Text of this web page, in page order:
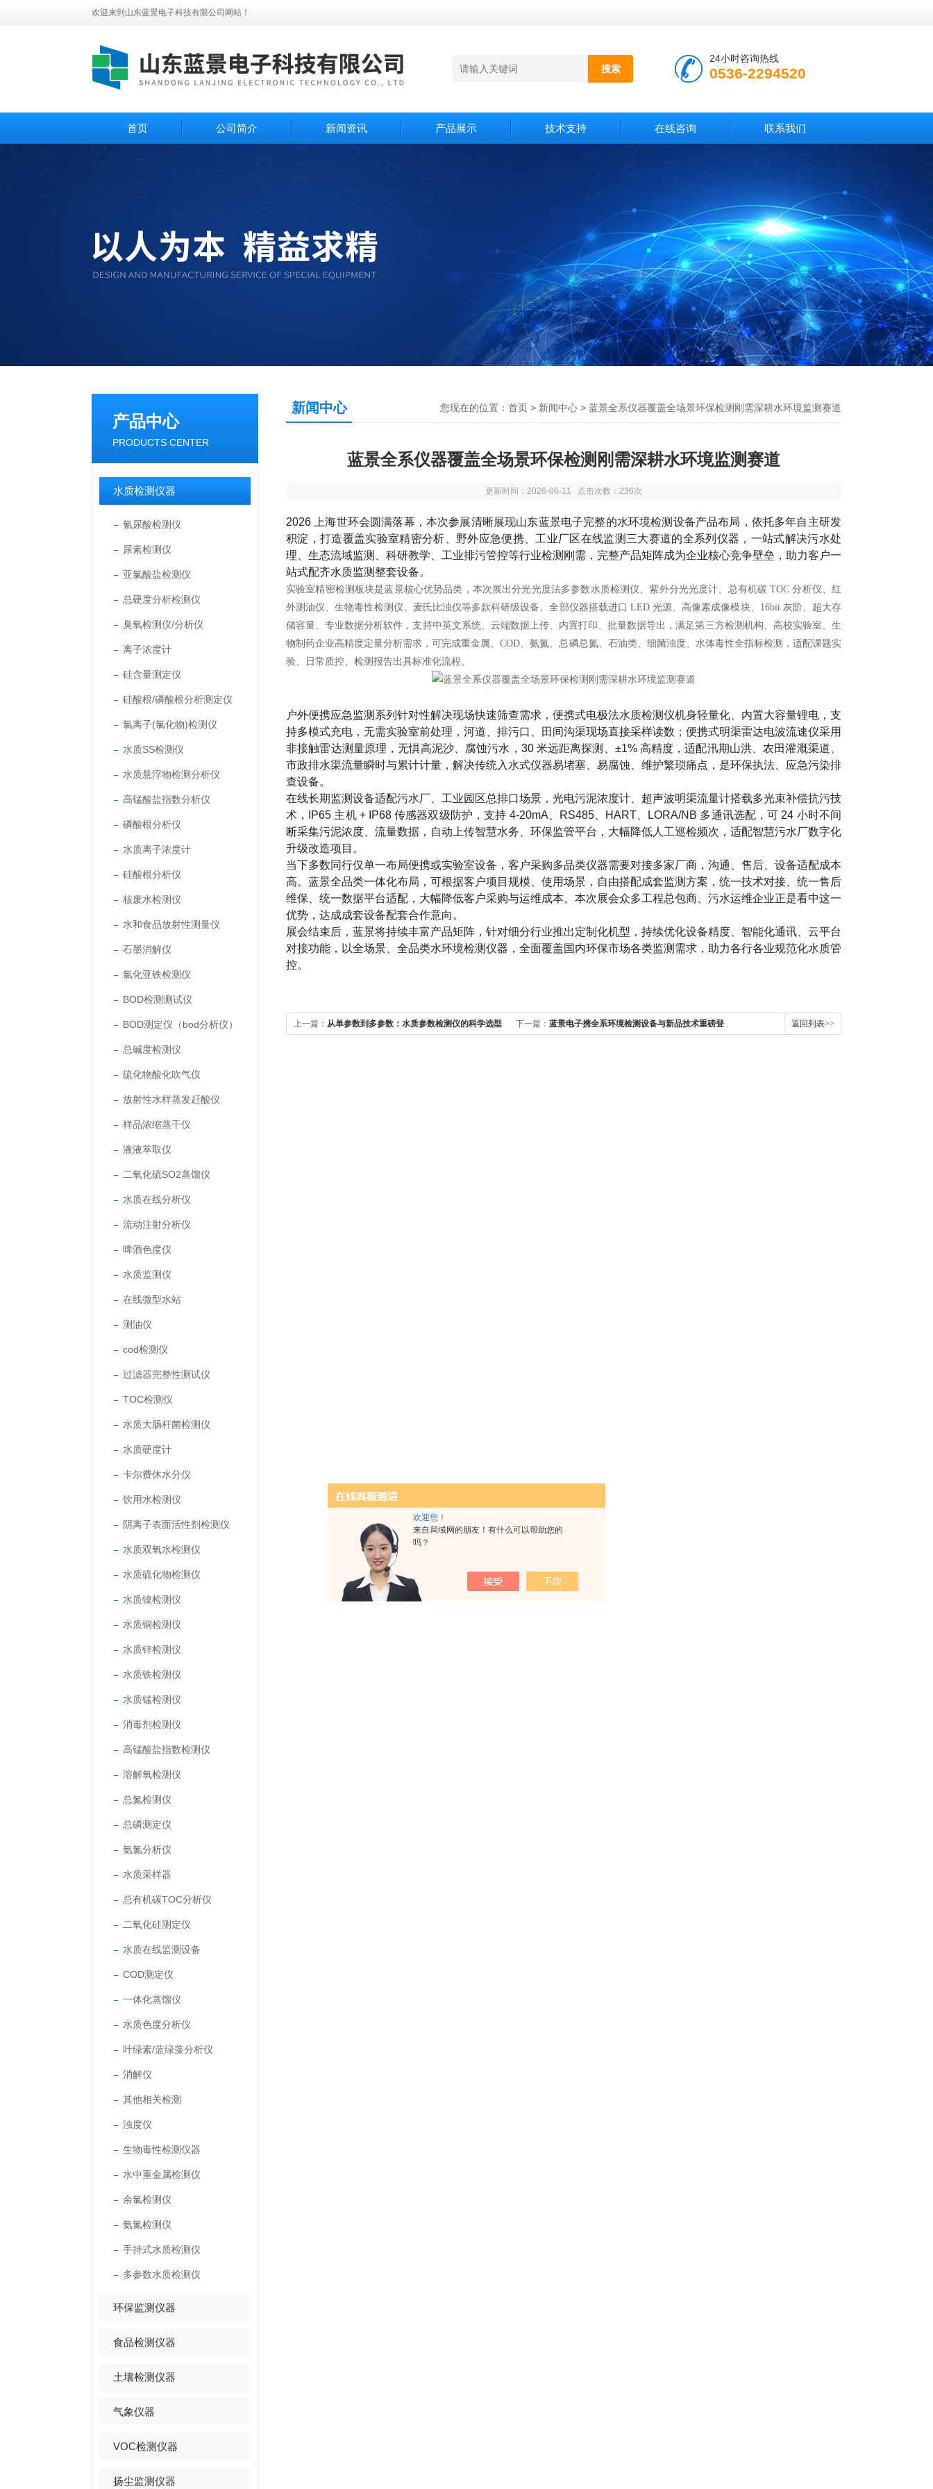
欢迎您！
来自局域网的朋友！有什么可以帮助您的
吗？
欢迎来到山东蓝景电子科技有限公司网站！
24小时咨询热线
0536-2294520
首页 公司简介 新闻资讯 产品展示 技术支持 在线咨询 联系我们
产品中心
PRODUCTS CENTER
水质检测仪器
氰尿酸检测仪
尿素检测仪
亚氯酸盐检测仪
总硬度分析检测仪
臭氧检测仪/分析仪
离子浓度计
硅含量测定仪
硅酸根/磷酸根分析测定仪
氯离子(氯化物)检测仪
水质SS检测仪
水质悬浮物检测分析仪
高锰酸盐指数分析仪
磷酸根分析仪
水质离子浓度计
硅酸根分析仪
核废水检测仪
水和食品放射性测量仪
石墨消解仪
氯化亚铁检测仪
BOD检测测试仪
BOD测定仪（bod分析仪）
总碱度检测仪
硫化物酸化吹气仪
放射性水样蒸发赶酸仪
样品浓缩蒸干仪
液液萃取仪
二氧化硫SO2蒸馏仪
水质在线分析仪
流动注射分析仪
啤酒色度仪
水质监测仪
在线微型水站
测油仪
cod检测仪
过滤器完整性测试仪
TOC检测仪
水质大肠杆菌检测仪
水质硬度计
卡尔费休水分仪
饮用水检测仪
阴离子表面活性剂检测仪
水质双氧水检测仪
水质硫化物检测仪
水质镍检测仪
水质铜检测仪
水质锌检测仪
水质铁检测仪
水质锰检测仪
消毒剂检测仪
高锰酸盐指数检测仪
溶解氧检测仪
总氮检测仪
总磷测定仪
氨氮分析仪
水质采样器
总有机碳TOC分析仪
二氧化硅测定仪
水质在线监测设备
COD测定仪
一体化蒸馏仪
水质色度分析仪
叶绿素/蓝绿藻分析仪
消解仪
其他相关检测
浊度仪
生物毒性检测仪器
水中重金属检测仪
余氯检测仪
氨氮检测仪
手持式水质检测仪
多参数水质检测仪
环保监测仪器
食品检测仪器
土壤检测仪器
气象仪器
VOC检测仪器
扬尘监测仪器
新闻中心 您现在的位置： 首页 > 新闻中心 > 蓝景全系仪器覆盖全场景环保检测刚需深耕水环境监测赛道
蓝景全系仪器覆盖全场景环保检测刚需深耕水环境监测赛道
更新时间：2026-06-11 点击次数：236次
2026 上海世环会圆满落幕，本次参展清晰展现山东蓝景电子完整的水环境检测设备产品布局，依托多年自主研发
积淀，打造覆盖实验室精密分析、野外应急便携、工业厂区在线监测三大赛道的全系列仪器，一站式解决污水处
理、生态流域监测、科研教学、工业排污管控等行业检测刚需，完整产品矩阵成为企业核心竞争壁垒，助力客户一
站式配齐水质监测整套设备。
实验室精密检测板块是蓝景核心优势品类，本次展出分光光度法多参数水质检测仪、紫外分光光度计、总有机碳 TOC 分析仪、红
外测油仪、生物毒性检测仪、麦氏比浊仪等多款科研级设备。全部仪器搭载进口 LED 光源、高像素成像模块、16bit 灰阶、超大存
储容量、专业数据分析软件，支持中英文系统、云端数据上传、内置打印、批量数据导出，满足第三方检测机构、高校实验室、生
物制药企业高精度定量分析需求，可完成重金属、COD、氨氮、总磷总氮、石油类、细菌浊度、水体毒性全指标检测，适配课题实
验、日常质控、检测报告出具标准化流程。
户外便携应急监测系列针对性解决现场快速筛查需求，便携式电极法水质检测仪机身轻量化、内置大容量锂电，支
持多模式充电，无需实验室前处理，河道、排污口、田间沟渠现场直接采样读数；便携式明渠雷达电波流速仪采用
非接触雷达测量原理，无惧高泥沙、腐蚀污水，30 米远距离探测、±1% 高精度，适配汛期山洪、农田灌溉渠道、
市政排水渠流量瞬时与累计计量，解决传统入水式仪器易堵塞、易腐蚀、维护繁琐痛点，是环保执法、应急污染排
查设备。
在线长期监测设备适配污水厂、工业园区总排口场景，光电污泥浓度计、超声波明渠流量计搭载多光束补偿抗污技
术，IP65 主机 + IP68 传感器双级防护，支持 4-20mA、RS485、HART、LORA/NB 多通讯选配，可 24 小时不间
断采集污泥浓度、流量数据，自动上传智慧水务、环保监管平台，大幅降低人工巡检频次，适配智慧污水厂数字化
升级改造项目。
当下多数同行仅单一布局便携或实验室设备，客户采购多品类仪器需要对接多家厂商，沟通、售后、设备适配成本
高。蓝景全品类一体化布局，可根据客户项目规模、使用场景，自由搭配成套监测方案，统一技术对接、统一售后
维保、统一数据平台适配，大幅降低客户采购与运维成本。本次展会众多工程总包商、污水运维企业正是看中这一
优势，达成成套设备配套合作意向。
展会结束后，蓝景将持续丰富产品矩阵，针对细分行业推出定制化机型，持续优化设备精度、智能化通讯、云平台
对接功能，以全场景、全品类水环境检测仪器，全面覆盖国内环保市场各类监测需求，助力各行各业规范化水质管
控。
上一篇： 从单参数到多参数：水质参数检测仪的科学选型 下一篇： 蓝景电子携全系环境检测设备与新品技术重磅登 返回列表>>